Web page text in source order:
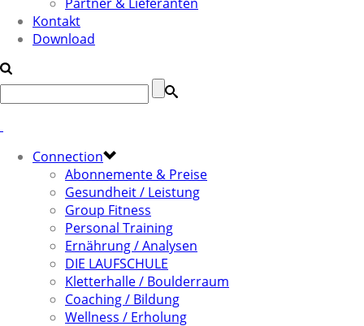
Kontakt
Download
Connection
Abonnemente & Preise
Gesundheit / Leistung
Group Fitness
Personal Training
Ernährung / Analysen
DIE LAUFSCHULE
Kletterhalle / Boulderraum
Coaching / Bildung
Wellness / Erholung